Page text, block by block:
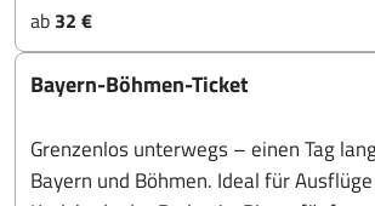
ab 32 €
Bayern-Böhmen-Ticket
Grenzenlos unterwegs – einen Tag
Bayern und Böhmen. Ideal für